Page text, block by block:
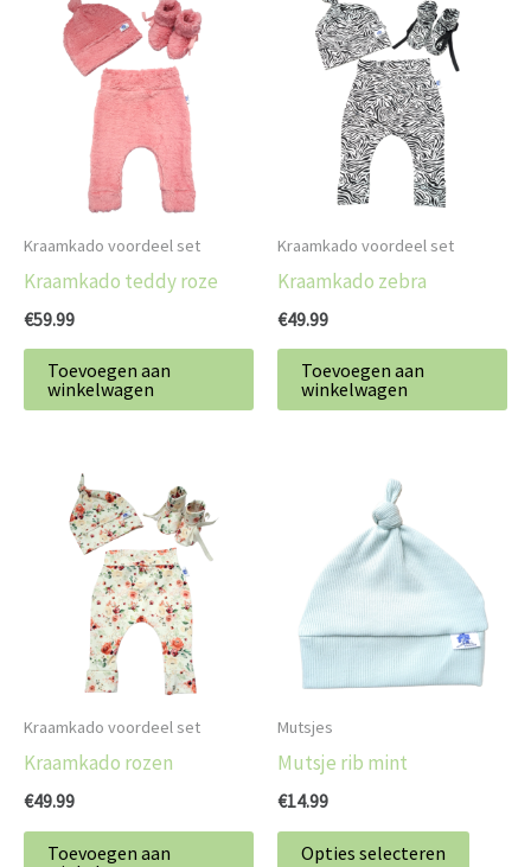
Kraamkado voordeel set
Kraamkado teddy roze
€59.99
Toevoegen aan
winkelwagen
Kraamkado voordeel set
Kraamkado zebra
€49.99
Toevoegen aan
winkelwagen
Kraamkado voordeel set
Kraamkado rozen
€49.99
Toevoegen aan
Mutsjes
Mutsje rib mint
€14.99
Opties selecteren
Deze
optie